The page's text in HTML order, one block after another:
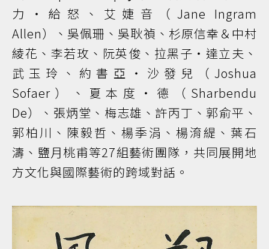
力・給怒、艾婕音（Jane Ingram
Allen）、吳佩珊、吳耿禎、杉原信幸＆中村
綾花、李若玫、阮英俊、拉黑子・達立夫、
武玉玲、約書亞・沙發兒（Joshua
Sofaer）、夏本度・德（Sharbendu
De）、張炳堂、梅志雄、許丙丁、郭俞平、
郭柏川、陳毅哲、楊季涓、楊淯緹、葉石
濤、鹽月桃甫等27組藝術團隊，共同展開地
方文化與國際藝術的跨域對話。